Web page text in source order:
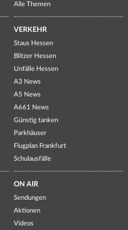
Alle Themen
VERKEHR
Staus Hessen
Blitzer Hessen
Unfälle Hessen
A3 News
A5 News
A661 News
Günstig tanken
Parkhäuser
Flugplan Frankfurt
Schulausfälle
ON AIR
Sendungen
Aktionen
Videos